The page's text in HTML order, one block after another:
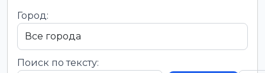
Город:
Поиск по тексту: